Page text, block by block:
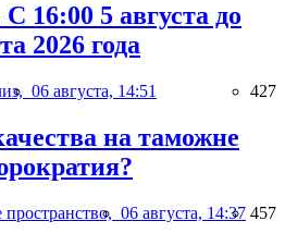
16:00 5 августа до
2026 года
06 августа, 14:51 427
на таможне
пространство, 06 августа, 14:37 457